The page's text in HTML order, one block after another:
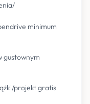
minimum
gustownym
projekt gratis